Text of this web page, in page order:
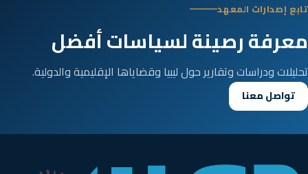
تابع إصدارات المعهد
معرفة رصينة لسياسات أفضل
تحليلات ودراسات وتقارير حول ليبيا وقضاياها الإقليمية والدولية.
تواصل معنا